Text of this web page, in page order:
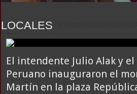
LOCALES
El intendente Julio Alak y
Peruano inauguraron el
Martín en la plaza